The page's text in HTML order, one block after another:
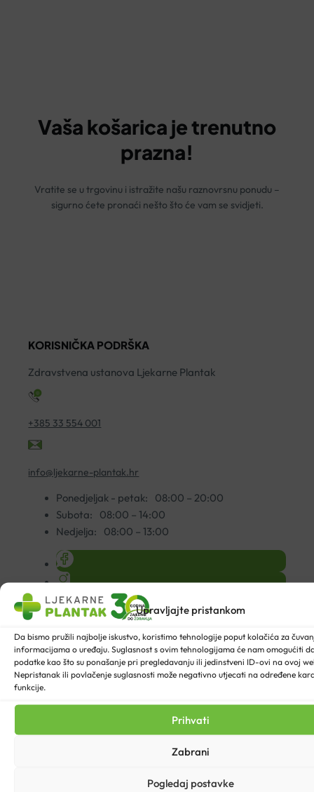
Upravljajte pristankom
Da bismo pružili najbolje iskustvo, koristimo tehnologije poput kolačića za
informacijama o uređaju. Suglasnost s ovim tehnologijama će nam omogućiti
podatke kao što su ponašanje pri pregledavanju ili jedinstveni ID-ovi na ovoj
Nepristanak ili povlačenje suglasnosti može negativno utjecati na određene
funkcije.
Prihvati
Zabrani
Pogledaj postavke
Vaša košarica je trenutno
prazna!
Vratite se u trgovinu i istražite našu raznovrsnu ponudu –
sigurno ćete pronaći nešto što će vam se svidjeti.
KORISNIČKA PODRŠKA
Zdravstvena ustanova Ljekarne Plantak
+385 33 554 001
info@ljekarne-plantak.hr
Ponedjeljak - petak:
08:00 – 20:00
Subota:
08:00 – 14:00
Nedjelja:
08:00 – 13:00
INFO CENTAR
Blog
UVJETI KUPNJE
Dostava
Načini
NAČINI PLAĆANJA
Kreditnim i debitnim